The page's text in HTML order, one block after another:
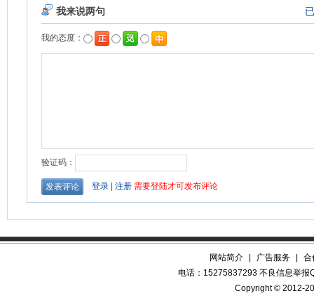
网站简介 广告服务
合
电话：15275837293 不良信息举
Copyright © 2012-